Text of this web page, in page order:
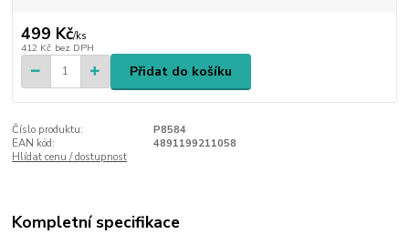
499 Kč/ks
412 Kč bez DPH
Přidat do košíku
Číslo produktu:
P8584
EAN kód:
4891199211058
Hlídat cenu / dostupnost
Kompletní specifikace